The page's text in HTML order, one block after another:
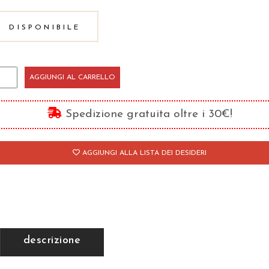
DISPONIBILE
AGGIUNGI AL CARRELLO
Spedizione gratuita oltre i 30€!
AGGIUNGI ALLA LISTA DEI DESIDERI
descrizione